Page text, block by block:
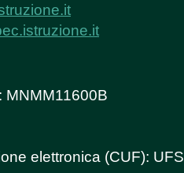
MNMM11600B
elettronica (CUF):